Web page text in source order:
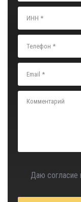
Даю согласие